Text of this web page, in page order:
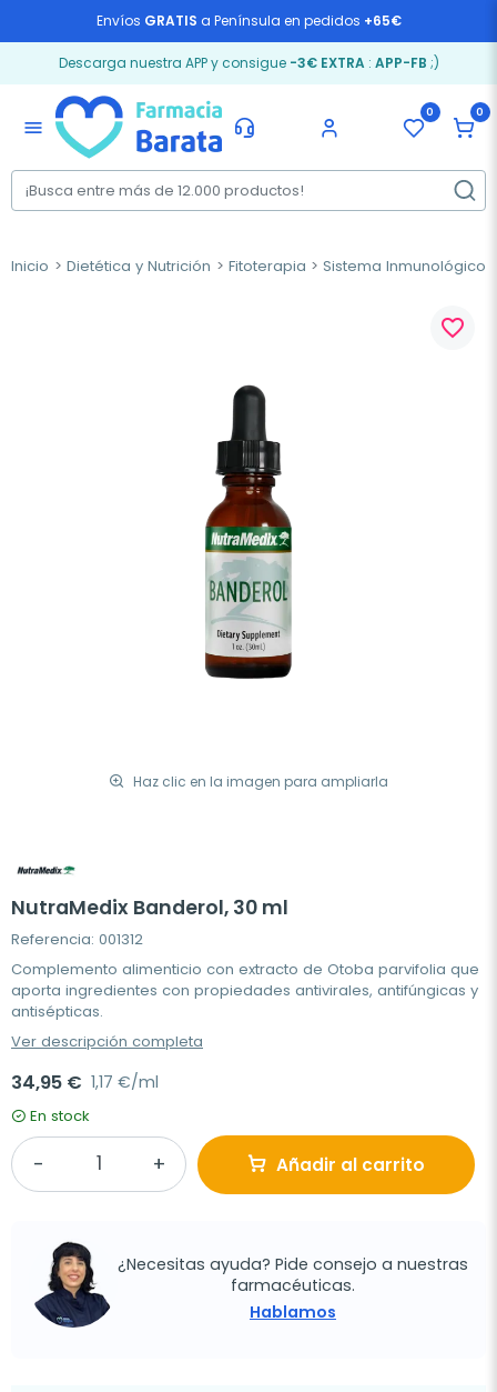
Envíos GRATIS a Península en pedidos +65€
Descarga nuestra APP y consigue -3€ EXTRA: APP-FB ;)
menu
0 0
Inicio Dietética y Nutrición Fitoterapia Sistema Inmunológico
Haz clic en la imagen para ampliarla
favorite_border
NutraMedix Banderol, 30 ml
Referencia: 001312
Complemento alimenticio con extracto de Otoba parvifolia que
aporta ingredientes con propiedades antivirales, antifúngicas y
antisépticas.
Ver descripción completa
34,95 € 1,17 €/ml
En stock
Añadir al carrito
¿Necesitas ayuda? Pide consejo a nuestras
farmacéuticas.
Hablamos